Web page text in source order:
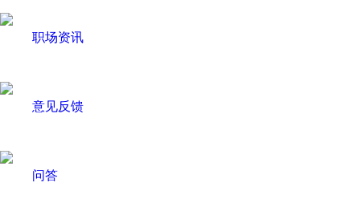
职场资讯
意见反馈
问答